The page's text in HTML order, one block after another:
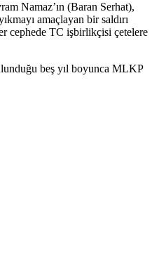
Namaz’ın (Baran Serhat),
amaçlayan bir saldırı
cephede TC işbirlikçisi çetelere
beş yıl boyunca MLKP